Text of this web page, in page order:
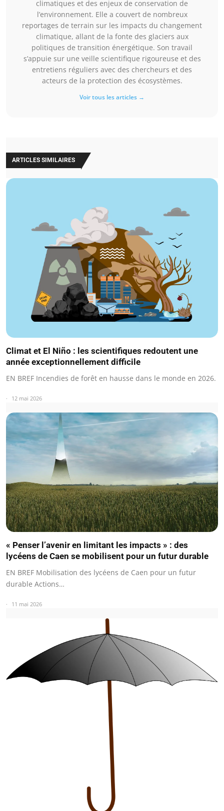
climatiques et des enjeux de conservation de
l’environnement. Elle a couvert de nombreux
reportages de terrain sur les impacts du changement
climatique, allant de la fonte des glaciers aux
politiques de transition énergétique. Son travail
s’appuie sur une veille scientifique rigoureuse et des
entretiens réguliers avec des chercheurs et des
acteurs de la protection des écosystèmes.
Voir tous les articles →
ARTICLES SIMILAIRES
Climat et El Niño : les scientifiques redoutent une
année exceptionnellement difficile
EN BREF Incendies de forêt en hausse dans le monde en 2026.
12 mai 2026
« Penser l’avenir en limitant les impacts » : des
lycéens de Caen se mobilisent pour un futur durable
EN BREF Mobilisation des lycéens de Caen pour un futur
durable Actions…
11 mai 2026